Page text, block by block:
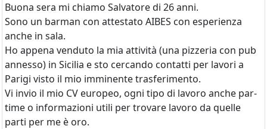
Buona sera mi chiamo Salvatore di 26 anni.
Sono un barman con attestato AIBES con esperienza
anche in sala.
Ho appena venduto la mia attività (una pizzeria con pub
annesso) in Sicilia e sto cercando contatti per lavori a
Parigi visto il mio imminente trasferimento.
Vi invio il mio CV europeo, ogni tipo di lavoro anche par-
time o informazioni utili per trovare lavoro da quelle
parti per me è oro.